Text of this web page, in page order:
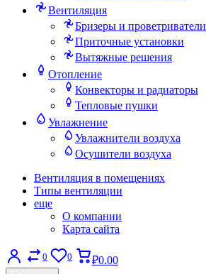
Вентиляция
Бризеры и проветриватели
Приточные установки
Вытяжные решения
Отопление
Конвекторы и радиаторы
Тепловые пушки
Увлажнение
Увлажнители воздуха
Осушители воздуха
Вентиляция в помещениях
Типы вентиляции
еще
О компании
Карта сайта
0 0 ₽0.00